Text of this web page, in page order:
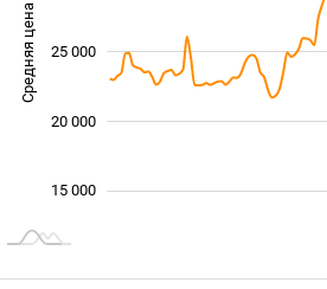
Средняя цена 10 000
15 000
20 000
25 000